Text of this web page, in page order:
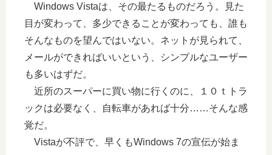
Windows Vistaは、その最たるものだろう。見た
目が変わって、多少できることが変わっても、誰も
そんなものを望んではいない。ネットが見られて、
メールができればいいという、シンプルなユーザー
も多いはずだ。
近所のスーパーに買い物に行くのに、１０ｔトラ
ックは必要なく、自転車があれば十分……そんな感
覚だ。
Vistaが不評で、早くもWindows 7の宣伝が始ま